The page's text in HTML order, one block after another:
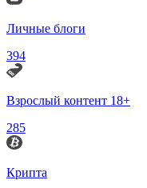
Личные блоги
394
Взрослый контент 18+
285
Крипта